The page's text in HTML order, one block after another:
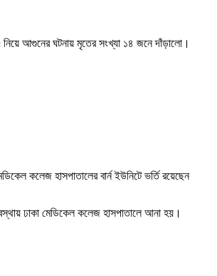
নিয়ে আগুনের ঘটনায় মৃতের সংখ্যা ১৪ জনে দাঁড়ালো।
কলেজ হাসপাতালের বার্ন ইউনিটে ভর্তি রয়েছেন
ঢাকা মেডিকেল কলেজ হাসপাতালে আনা হয়।